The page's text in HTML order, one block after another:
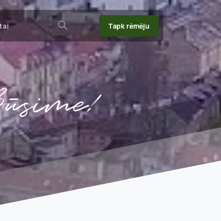
Search
Tapk rėmėju